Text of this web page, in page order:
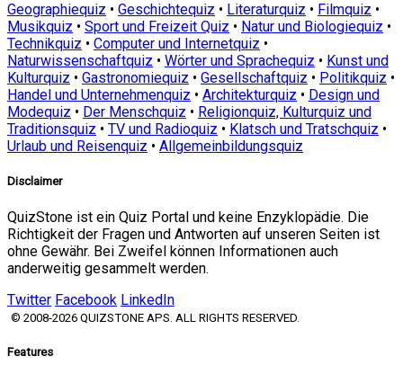
Geographiequiz • Geschichtequiz • Literaturquiz • Filmquiz •
Musikquiz • Sport und Freizeit Quiz • Natur und Biologiequiz •
Technikquiz • Computer und Internetquiz •
Naturwissenschaftquiz • Wörter und Sprachequiz • Kunst und
Kulturquiz • Gastronomiequiz • Gesellschaftquiz • Politikquiz •
Handel und Unternehmenquiz • Architekturquiz • Design und
Modequiz • Der Menschquiz • Religionquiz, Kulturquiz und
Traditionsquiz • TV und Radioquiz • Klatsch und Tratschquiz •
Urlaub und Reisenquiz • Allgemeinbildungsquiz
Disclaimer
QuizStone ist ein Quiz Portal und keine Enzyklopädie. Die
Richtigkeit der Fragen und Antworten auf unseren Seiten ist
ohne Gewähr. Bei Zweifel können Informationen auch
anderweitig gesammelt werden.
Twitter Facebook LinkedIn
© 2008-2026 QUIZSTONE APS. ALL RIGHTS RESERVED.
Features